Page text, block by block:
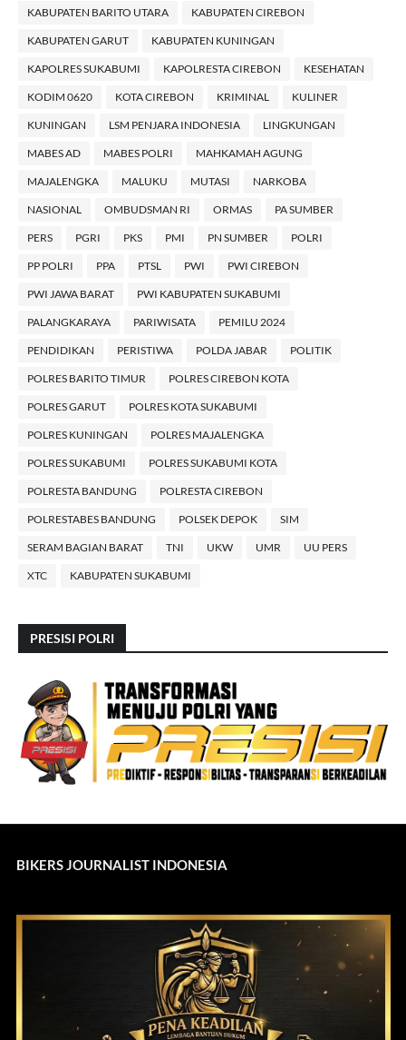
KABUPATEN BARITO UTARA KABUPATEN CIREBON
KABUPATEN GARUT KABUPATEN KUNINGAN
KAPOLRES SUKABUMI KAPOLRESTA CIREBON KESEHATAN
KODIM 0620 KOTA CIREBON KRIMINAL KULINER
KUNINGAN LSM PENJARA INDONESIA LINGKUNGAN
MABES AD MABES POLRI MAHKAMAH AGUNG
MAJALENGKA MALUKU MUTASI NARKOBA
NASIONAL OMBUDSMAN RI ORMAS PA SUMBER
PERS PGRI PKS PMI PN SUMBER POLRI
PP POLRI PPA PTSL PWI PWI CIREBON
PWI JAWA BARAT PWI KABUPATEN SUKABUMI
PALANGKARAYA PARIWISATA PEMILU 2024
PENDIDIKAN PERISTIWA POLDA JABAR POLITIK
POLRES BARITO TIMUR POLRES CIREBON KOTA
POLRES GARUT POLRES KOTA SUKABUMI
POLRES KUNINGAN POLRES MAJALENGKA
POLRES SUKABUMI POLRES SUKABUMI KOTA
POLRESTA BANDUNG POLRESTA CIREBON
POLRESTABES BANDUNG POLSEK DEPOK SIM
SERAM BAGIAN BARAT TNI UKW UMR UU PERS
XTC KABUPATEN SUKABUMI
PRESISI POLRI
BIKERS JOURNALIST INDONESIA